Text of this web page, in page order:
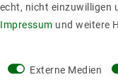
nicht
Impressum und weitere
Externe Medien